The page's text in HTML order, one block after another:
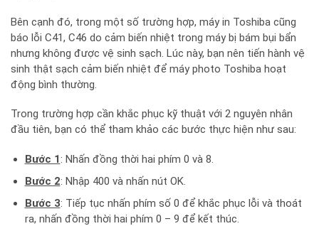
Bên cạnh đó, trong một số trường hợp, máy in Toshiba cũng
báo lỗi C41, C46 do cảm biến nhiệt trong máy bị bám bụi bẩn
nhưng không được vệ sinh sạch. Lúc này, bạn nên tiến hành vệ
sinh thật sạch cảm biến nhiệt để máy photo Toshiba hoạt
động bình thường.
Trong trường hợp cần khắc phục kỹ thuật với 2 nguyên nhân
đầu tiên, bạn có thể tham khảo các bước thực hiện như sau:
Bước 1: Nhấn đồng thời hai phím 0 và 8.
Bước 2: Nhập 400 và nhấn nút OK.
Bước 3: Tiếp tục nhấn phím số 0 để khắc phục lỗi và thoát
ra, nhấn đồng thời hai phím 0 – 9 để kết thúc.